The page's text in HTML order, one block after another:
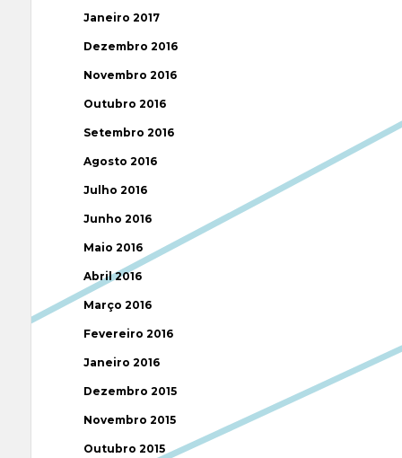
Janeiro 2017
Dezembro 2016
Novembro 2016
Outubro 2016
Setembro 2016
Agosto 2016
Julho 2016
Junho 2016
Maio 2016
Abril 2016
Março 2016
Fevereiro 2016
Janeiro 2016
Dezembro 2015
Novembro 2015
Outubro 2015